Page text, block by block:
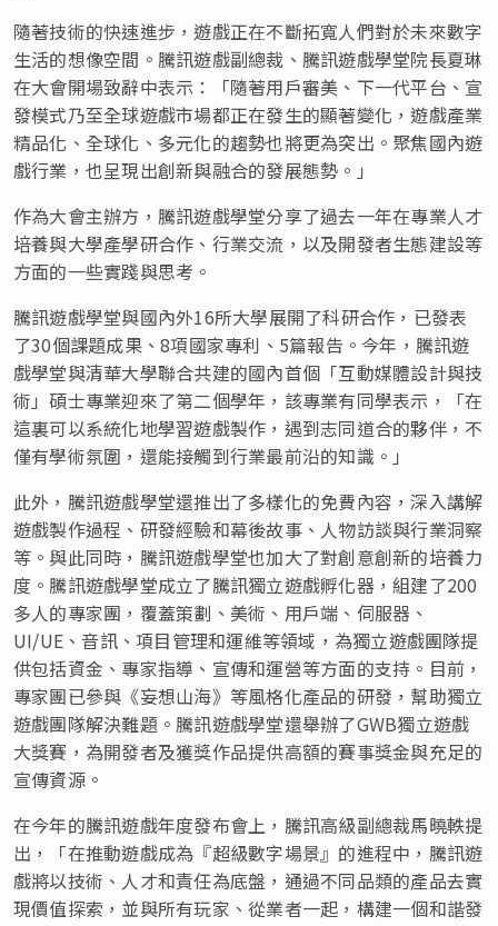
隨著技術的快速進步，遊戲正在不斷拓寬人們對於未來數字
生活的想像空間。騰訊遊戲副總裁、騰訊遊戲學堂院長夏琳
在大會開場致辭中表示：「隨著用戶審美、下一代平台、宣
發模式乃至全球遊戲市場都正在發生的顯著變化，遊戲產業
精品化、全球化、多元化的趨勢也將更為突出。聚焦國內遊
戲行業，也呈現出創新與融合的發展態勢。」
作為大會主辦方，騰訊遊戲學堂分享了過去一年在專業人才
培養與大學產學研合作、行業交流，以及開發者生態建設等
方面的一些實踐與思考。
騰訊遊戲學堂與國內外16所大學展開了科研合作，已發表
了30個課題成果、8項國家專利、5篇報告。今年，騰訊遊
戲學堂與清華大學聯合共建的國內首個「互動媒體設計與技
術」碩士專業迎來了第二個學年，該專業有同學表示，「在
這裏可以系統化地學習遊戲製作，遇到志同道合的夥伴，不
僅有學術氛圍，還能接觸到行業最前沿的知識。」
此外，騰訊遊戲學堂還推出了多樣化的免費內容，深入講解
遊戲製作過程、研發經驗和幕後故事、人物訪談與行業洞察
等。與此同時，騰訊遊戲學堂也加大了對創意創新的培養力
度。騰訊遊戲學堂成立了騰訊獨立遊戲孵化器，組建了200
多人的專家團，覆蓋策劃、美術、用戶端、伺服器、
UI/UE、音訊、項目管理和運維等領域，為獨立遊戲團隊提
供包括資金、專家指導、宣傳和運營等方面的支持。目前，
專家團已參與《妄想山海》等風格化產品的研發，幫助獨立
遊戲團隊解決難題。騰訊遊戲學堂還舉辦了GWB獨立遊戲
大獎賽，為開發者及獲獎作品提供高額的賽事獎金與充足的
宣傳資源。
在今年的騰訊遊戲年度發布會上，騰訊高級副總裁馬曉軼提
出，「在推動遊戲成為『超級數字場景』的進程中，騰訊遊
戲將以技術、人才和責任為底盤，通過不同品類的產品去實
現價值探索，並與所有玩家、從業者一起，構建一個和諧發